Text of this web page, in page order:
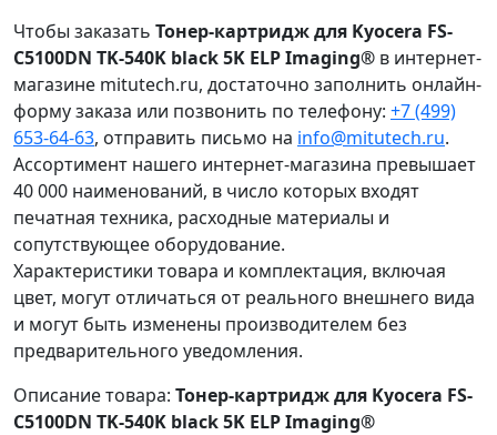
Чтобы заказать Тонер-картридж для Kyocera FS-
C5100DN TK-540K black 5K ELP Imaging® в интернет-
магазине mitutech.ru, достаточно заполнить онлайн-
форму заказа или позвонить по телефону: +7 (499)
653-64-63, отправить письмо на info@mitutech.ru.
Ассортимент нашего интернет-магазина превышает
40 000 наименований, в число которых входят
печатная техника, расходные материалы и
сопутствующее оборудование.
Характеристики товара и комплектация, включая
цвет, могут отличаться от реального внешнего вида
и могут быть изменены производителем без
предварительного уведомления.
Описание товара: Тонер-картридж для Kyocera FS-
C5100DN TK-540K black 5K ELP Imaging®